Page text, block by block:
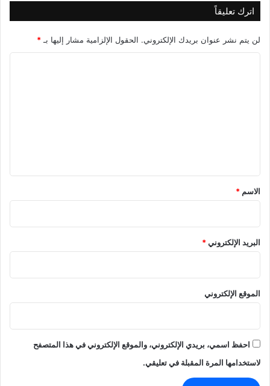
اترك تعليقاً
لن يتم نشر عنوان بريدك الإلكتروني. الحقول الإلزامية مشار إليها بـ *
*
الاسم *
البريد الإلكتروني*
الموقع الإلكتروني
احفظ اسمي، بريدي الإلكتروني، والموقع الإلكتروني في هذا المتصفح
لاستخدامها المرة المقبلة في تعليقي.